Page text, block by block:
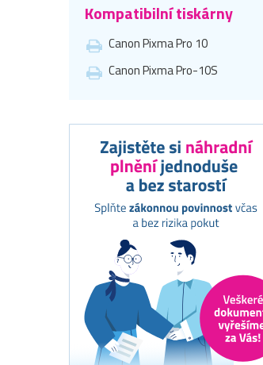
Kompatibilní tiskárny
Canon Pixma Pro 10
Canon Pixma Pro-10S